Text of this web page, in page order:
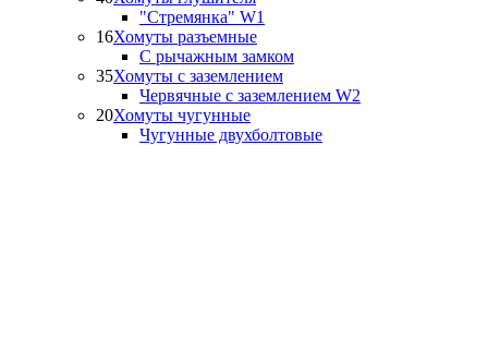
"Стремянка" W1
16Хомуты разъемные
С рычажным замком
35Хомуты с заземлением
Червячные с заземлением W2
20Хомуты чугунные
Чугунные двухболтовые